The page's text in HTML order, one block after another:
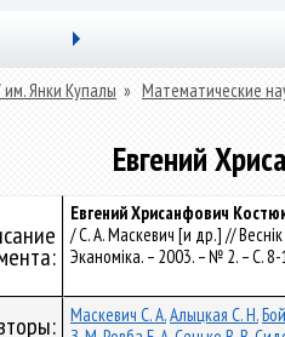
им. Янки Купалы » Математические
Евгений
Евгений Хрисанфович
/ С. А. Маскевич [и др.] // Веснік
Эканоміка. – 2003. – № 2. – С. 8-
Маскевич С. А.Алыцкая С. Н.